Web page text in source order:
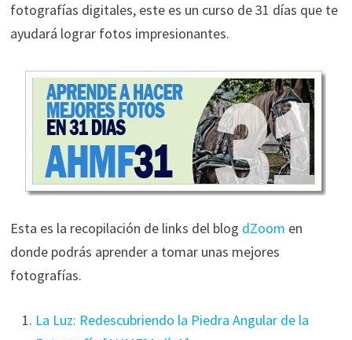
fotografías digitales, este es un curso de 31 días que te
ayudará lograr fotos impresionantes.
Esta es la recopilación de links del blog dZoom en
donde podrás aprender a tomar unas mejores
fotografías.
La Luz: Redescubriendo la Piedra Angular de la